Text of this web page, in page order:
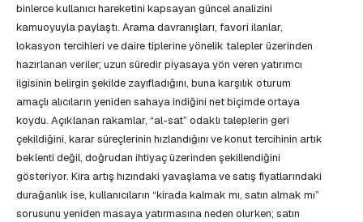
binlerce kullanıcı hareketini kapsayan güncel analizini
kamuoyuyla paylaştı. Arama davranışları, favori ilanlar,
lokasyon tercihleri ve daire tiplerine yönelik talepler üzerinden
hazırlanan veriler; uzun süredir piyasaya yön veren yatırımcı
ilgisinin belirgin şekilde zayıfladığını, buna karşılık oturum
amaçlı alıcıların yeniden sahaya indiğini net biçimde ortaya
koydu. Açıklanan rakamlar, “al-sat” odaklı taleplerin geri
çekildiğini, karar süreçlerinin hızlandığını ve konut tercihinin artık
beklenti değil, doğrudan ihtiyaç üzerinden şekillendiğini
gösteriyor. Kira artış hızındaki yavaşlama ve satış fiyatlarındaki
durağanlık ise, kullanıcıların “kirada kalmak mı, satın almak mı”
sorusunu yeniden masaya yatırmasına neden olurken; satın